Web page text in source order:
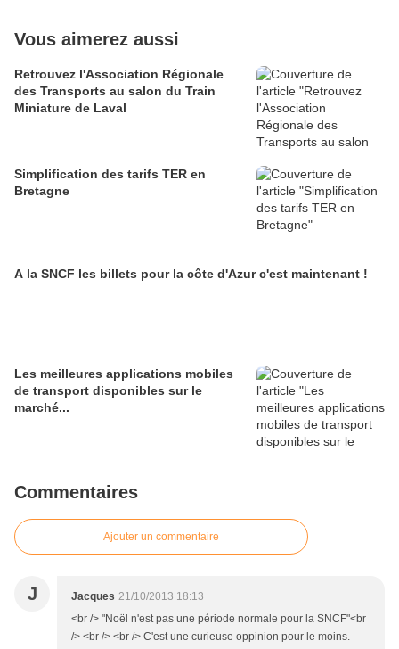
Vous aimerez aussi
Retrouvez l'Association Régionale
des Transports au salon du Train
Miniature de Laval
Simplification des tarifs TER en
Bretagne
A la SNCF les billets pour la côte d'Azur c'est maintenant !
Les meilleures applications mobiles
de transport disponibles sur le
marché...
Commentaires
Ajouter un commentaire
J Jacques 21/10/2013 18:13
<br /> "Noël n'est pas une période normale pour la SNCF"<br
/> <br /> <br /> C'est une curieuse oppinion pour le moins.